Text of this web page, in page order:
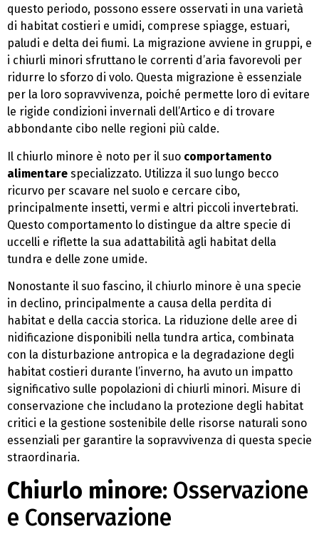
questo periodo, possono essere osservati in una varietà
di habitat costieri e umidi, comprese spiagge, estuari,
paludi e delta dei fiumi. La migrazione avviene in gruppi, e
i chiurli minori sfruttano le correnti d’aria favorevoli per
ridurre lo sforzo di volo. Questa migrazione è essenziale
per la loro sopravvivenza, poiché permette loro di evitare
le rigide condizioni invernali dell’Artico e di trovare
abbondante cibo nelle regioni più calde.
Il chiurlo minore è noto per il suo comportamento
alimentare specializzato. Utilizza il suo lungo becco
ricurvo per scavare nel suolo e cercare cibo,
principalmente insetti, vermi e altri piccoli invertebrati.
Questo comportamento lo distingue da altre specie di
uccelli e riflette la sua adattabilità agli habitat della
tundra e delle zone umide.
Nonostante il suo fascino, il chiurlo minore è una specie
in declino, principalmente a causa della perdita di
habitat e della caccia storica. La riduzione delle aree di
nidificazione disponibili nella tundra artica, combinata
con la disturbazione antropica e la degradazione degli
habitat costieri durante l’inverno, ha avuto un impatto
significativo sulle popolazioni di chiurli minori. Misure di
conservazione che includano la protezione degli habitat
critici e la gestione sostenibile delle risorse naturali sono
essenziali per garantire la sopravvivenza di questa specie
straordinaria.
Chiurlo minore: Osservazione
e Conservazione